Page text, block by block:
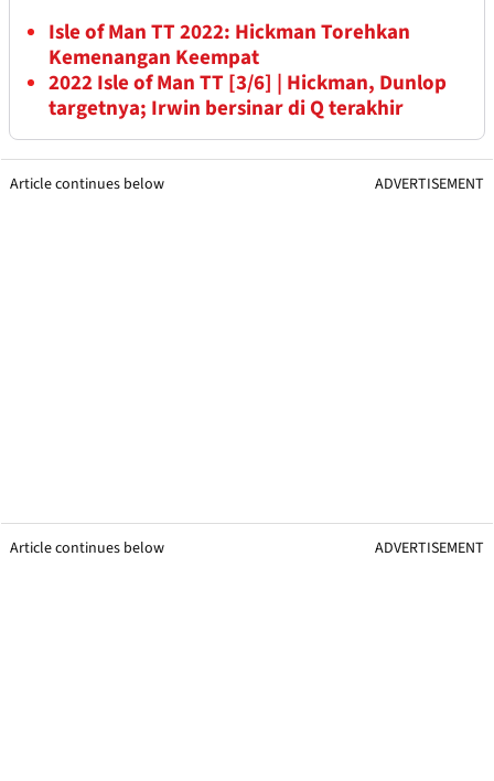
Isle of Man TT 2022: Hickman Torehkan
Kemenangan Keempat
2022 Isle of Man TT [3/6] | Hickman, Dunlop
targetnya; Irwin bersinar di Q terakhir
Article continues below ADVERTISEMENT
Article continues below ADVERTISEMENT